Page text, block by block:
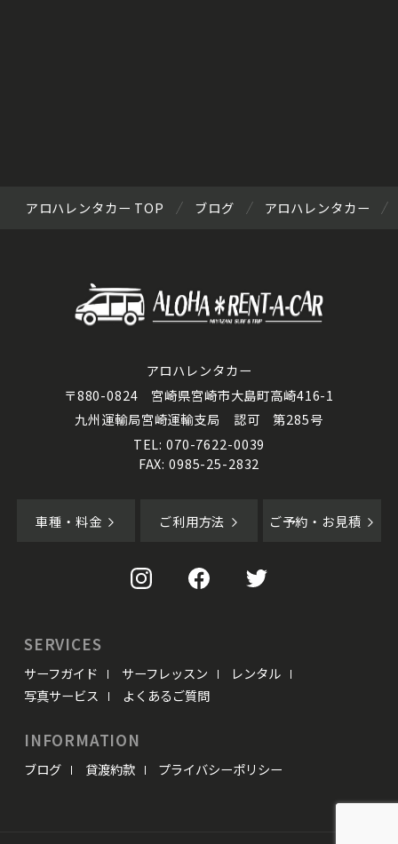
アロハレンタカー TOP ブログ アロハレンタカー
アロハレンタカー
〒880-0824 宮崎県宮崎市大島町高崎416-1
九州運輸局宮崎運輸支局 認可 第285号
TEL: 070-7622-0039
FAX: 0985-25-2832
車種・料金 ご利用方法 ご予約・お見積
SERVICES
サーフガイド サーフレッスン
レンタル
写真サービス
よくあるご質問
INFORMATION
ブログ 貸渡約款 プライバシーポリシー